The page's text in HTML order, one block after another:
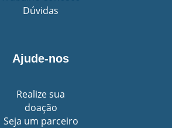
Dúvidas
Ajude-nos
Realize sua
doação
Seja um parceiro